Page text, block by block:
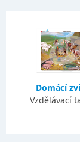
Domácí
Vzdělávací